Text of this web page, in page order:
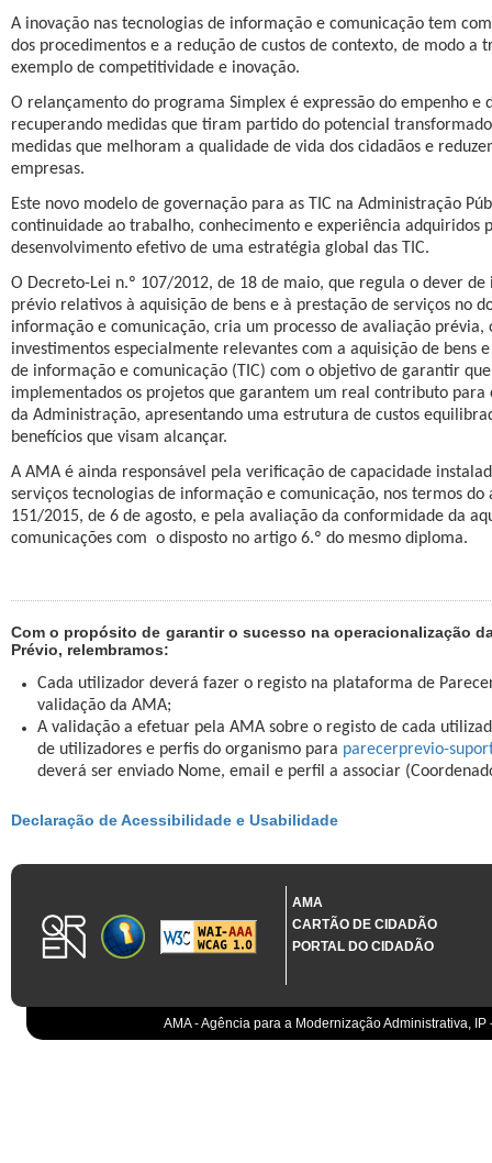
A inovação nas tecnologias de informação e comunicação tem
dos procedimentos e a redução de custos de contexto, de modo a
exemplo de competitividade e inovação.
O relançamento do programa Simplex é expressão do empenho e
recuperando medidas que tiram partido do potencial
medidas que melhoram a qualidade de vida dos cidadãos e
empresas.
Este novo modelo de governação para as TIC na Administração
continuidade ao trabalho, conhecimento e experiência adquiridos
desenvolvimento efetivo de uma estratégia global das TIC.
O Decreto-Lei n.º 107/2012, de 18 de maio, que regula o dever
prévio relativos à aquisição de bens e à prestação de serviços no
informação e comunicação, cria um processo de avaliação
investimentos especialmente relevantes com a aquisição de bens
de informação e comunicação (TIC) com o objetivo de garantir
implementados os projetos que garantem um real contributo para
da Administração, apresentando uma estrutura de custos
benefícios que visam alcançar.
A AMA é ainda responsável pela verificação de capacidade
serviços tecnologias de informação e comunicação, nos termos do
151/2015, de 6 de agosto, e pela avaliação da conformidade da
comunicações com o disposto no artigo 6.º do mesmo diploma.
Com o propósito de garantir o sucesso na operacionalização
Prévio, relembramos:
Cada utilizador deverá fazer o registo na plataforma de
validação da AMA;
A validação a efetuar pela AMA sobre o registo de cada
de utilizadores e perfis do organismo para parecerprevio-
deverá ser enviado Nome, email e perfil a associar
Declaração de Acessibilidade e Usabilidade
AMA
CARTÃO DE CIDADÃO
PORTAL DO CIDADÃO
AMA - Agência para a Modernização Administrativa,